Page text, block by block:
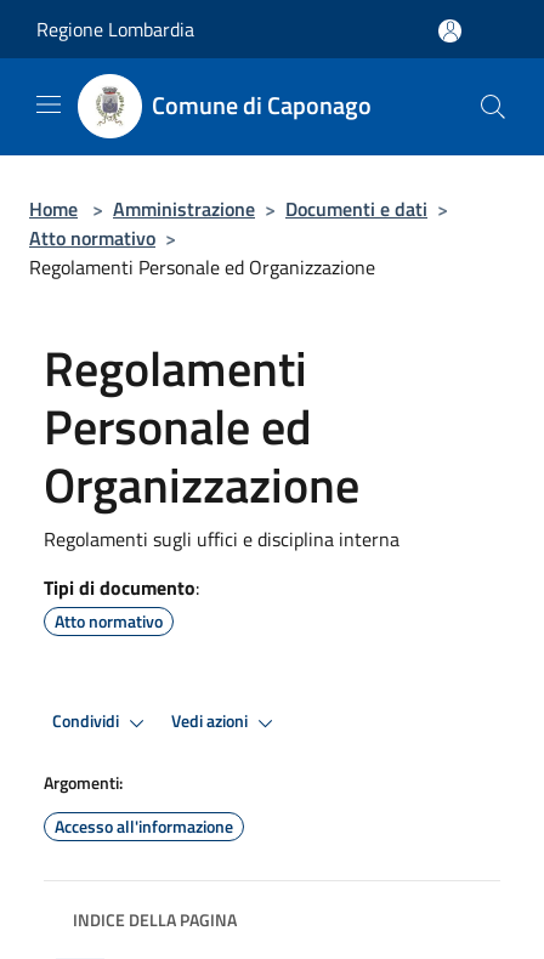
Regione Lombardia
Comune di Caponago
Home > Amministrazione > Documenti e dati >
Atto normativo >
Regolamenti Personale ed Organizzazione
Regolamenti
Personale ed
Organizzazione
Regolamenti sugli uffici e disciplina interna
Tipi di documento:
Atto normativo
Condividi Vedi azioni
Argomenti:
Accesso all'informazione
INDICE DELLA PAGINA